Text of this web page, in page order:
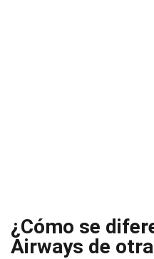
¿Cómo se
Airways de